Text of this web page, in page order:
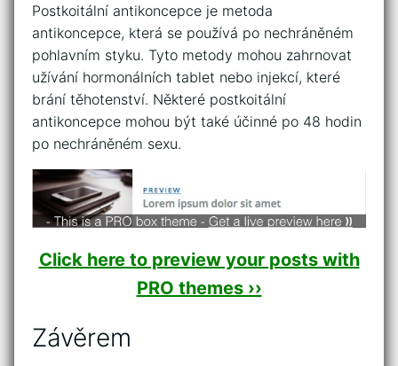
Postkoitální antikoncepce je metoda
antikoncepce, která se používá po nechráněném
pohlavním styku. Tyto metody mohou zahrnovat
užívání hormonálních tablet nebo injekcí, které
brání těhotenství. Některé postkoitální
antikoncepce mohou být také účinné po 48 hodin
po nechráněném sexu.
Click here to preview your posts with
PRO themes ››
Závěrem